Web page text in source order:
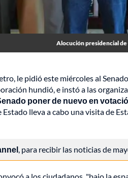
Alocución presidencial
le pidió este miércoles al Senado
hundió, e instó a las
poner de nuevo en
lleva a cabo una visita de
, para recibir las noticias de